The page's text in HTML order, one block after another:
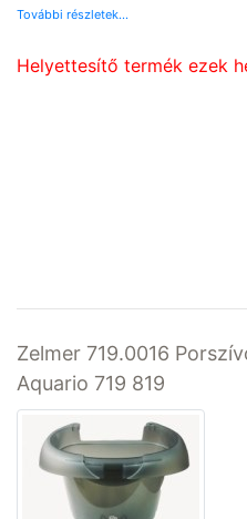
További részletek...
Helyettesítő termék ezek
Zelmer 719.0016
Aquario 719 819